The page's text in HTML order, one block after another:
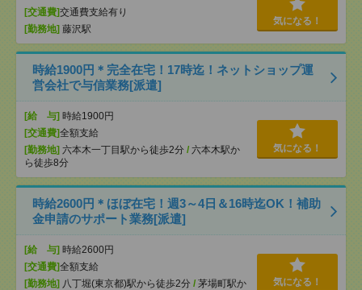
[交通費]交通費支給有り
[勤務地] 藤沢駅
気になる！
時給1900円＊完全在宅！17時迄！ネットショップ運
営会社で与信業務[派遣]
[給 与] 時給1900円
[交通費]全額支給
[勤務地] 六本木一丁目駅から徒歩2分 / 六本木駅か
ら徒歩8分
気になる！
時給2600円＊ほぼ在宅！週3～4日＆16時迄OK！補助
金申請のサポート業務[派遣]
[給 与] 時給2600円
[交通費]全額支給
[勤務地] 八丁堀(東京都)駅から徒歩2分 / 茅場町駅か
気になる！